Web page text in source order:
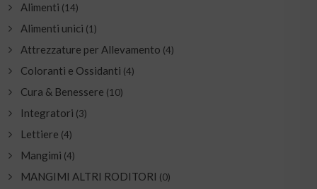
Alimenti (14)
Alimenti unici (1)
Attrezzature per Allevamento (4)
Coloranti e Ossidanti (4)
Cura & Benessere (10)
Integratori (3)
Lettiere (4)
Mangimi (4)
MANGIMI ALTRI RODITORI (0)